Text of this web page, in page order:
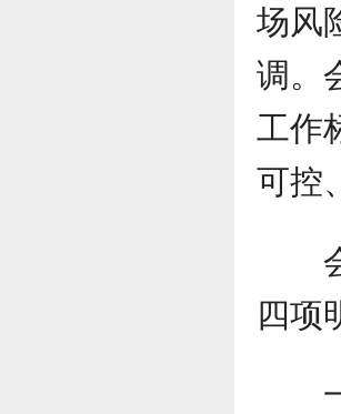
场风
调。
工作
可控
四项